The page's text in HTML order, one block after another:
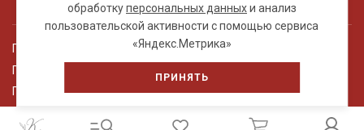
обработкуперсональных данныхи анализ
пользовательской активности с помощью сервиса
«Яндекс.Метрика»
ПРИНЯТЬ
Правовая информация
Политика обработки персональных данных
Пользовательское соглашение